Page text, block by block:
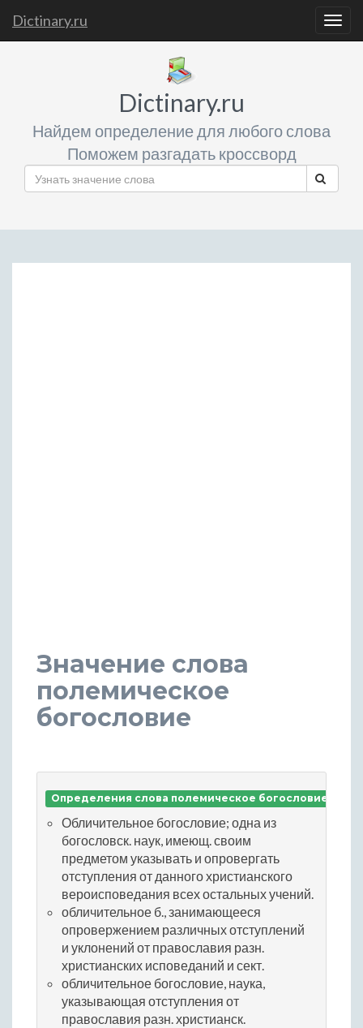
Dictinary.ru
Dictinary.ru
Найдем определение для любого слова
Поможем разгадать кроссворд
Значение слова
полемическое
богословие
Определения слова полемическое богословие
Обличительное богословие; одна из
богословск. наук, имеющ. своим
предметом указывать и опровергать
отступления от данного христианского
вероисповедания всех остальных учений.
обличительное б., занимающееся
опровержением различных отступлений
и уклонений от православия разн.
христианских исповеданий и сект.
обличительное богословие, наука,
указывающая отступления от
православия разн. христианск.